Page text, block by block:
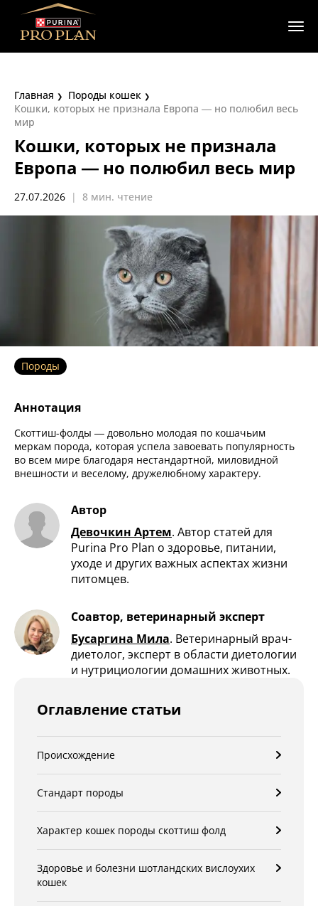
Главная
Породы кошек
Кошки, которых не признала Европа — но полюбил весь
мир
Кошки, которых не признала
Европа — но полюбил весь мир
27.07.2026 | 8 мин. чтение
Породы
Аннотация
Скоттиш-фолды — довольно молодая по кошачьим
меркам порода, которая успела завоевать популярность
во всем мире благодаря нестандартной, миловидной
внешности и веселому, дружелюбному характеру.
Автор
Девочкин Артем. Автор статей для
Purina Pro Plan о здоровье, питании,
уходе и других важных аспектах жизни
питомцев.
Соавтор, ветеринарный эксперт
Бусаргина Мила. Ветеринарный врач-
диетолог, эксперт в области диетологии
и нутрициологии домашних животных.
Оглавление статьи
Происхождение
Стандарт породы
Характер кошек породы скоттиш фолд
Здоровье и болезни шотландских вислоухих
кошек